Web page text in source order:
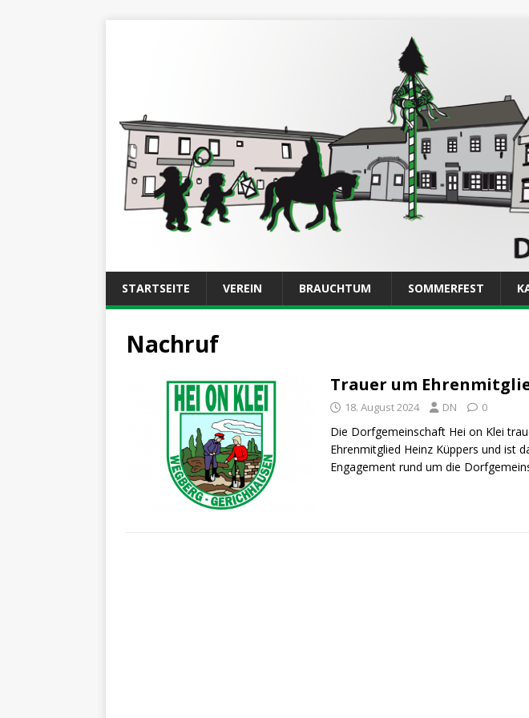
STARTSEITE VEREIN BRAUCHTUM SOMMERFEST
Nachruf
Trauer um
18. August 2024 DN 0
Die Dorfgemeinschaft Hei on Klei
Ehrenmitglied Heinz Küppers und ist
Engagement rund um die